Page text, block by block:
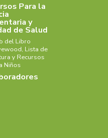
Para la
y
de Salud
del Libro
Lista de
y Recursos
Niños